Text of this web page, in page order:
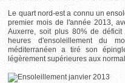
Le quart nord-est a connu un
premier mois de l'année 2013,
Auxerre, soit plus 80% de
heures d'ensoleillement du
méditerranéen a tiré son
légèrement supérieures aux